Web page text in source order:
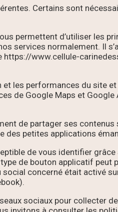
Certains sont
permettent d’utiliser les
services normalement. Il
https://www.cellule-
les performances du site
de Google Maps et Google
de partager ses contenus
petites applications
de vous identifier grâce
de bouton applicatif peut
concerné était activé
sociaux pour